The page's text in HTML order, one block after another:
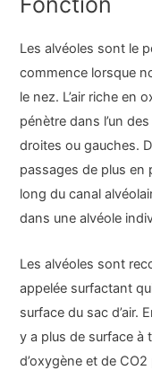
Les alvéoles sont le
commence lorsque
le nez. L’air riche en
pénètre dans l’un
droites ou gauches.
passages de plus en
long du canal
dans une alvéole
Les alvéoles sont
appelée surfactant
surface du sac d’air.
y a plus de surface à
d’oxygène et de